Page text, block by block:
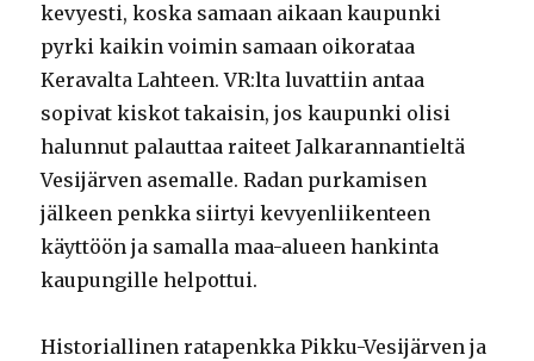
kevyesti, koska samaan aikaan kaupunki
pyrki kaikin voimin samaan oikorataa
Keravalta Lahteen. VR:lta luvattiin antaa
sopivat kiskot takaisin, jos kaupunki olisi
halunnut palauttaa raiteet Jalkarannantieltä
Vesijärven asemalle. Radan purkamisen
jälkeen penkka siirtyi kevyenliikenteen
käyttöön ja samalla maa-alueen hankinta
kaupungille helpottui.
Historiallinen ratapenkka Pikku-Vesijärven ja